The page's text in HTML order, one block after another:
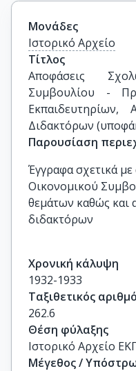
Μονάδες
Ιστορικό Αρχείο
Τίτλος
Αποφάσεις
Συμβουλίου -
Εκπαιδευτηρίων,
Διδακτόρων
Παρουσίαση
Έγγραφα σχετικά
Οικονομικού
θεμάτων καθώς και
διδακτόρων
Χρονική κάλυψη
1932-1933
Ταξιθετικός
262.6
Θέση φύλαξης
Ιστορικό Αρχείο
Μέγεθος /